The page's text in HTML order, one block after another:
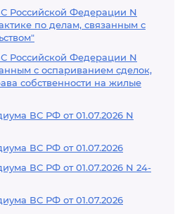
Российской Федерации N
по делам, связанным с
Российской Федерации N
с оспариванием сделок,
собственности на жилые
ВС РФ от 01.07.2026 N
ВС РФ от 01.07.2026
ВС РФ от 01.07.2026 N 24-
ВС РФ от 01.07.2026